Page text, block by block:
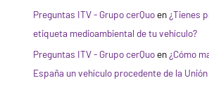
Preguntas ITV - Grupo cerQuoen ¿Tienes
etiqueta medioambiental de tu vehículo?
Preguntas ITV - Grupo cerQuoen ¿Cómo
España un vehículo procedente de la